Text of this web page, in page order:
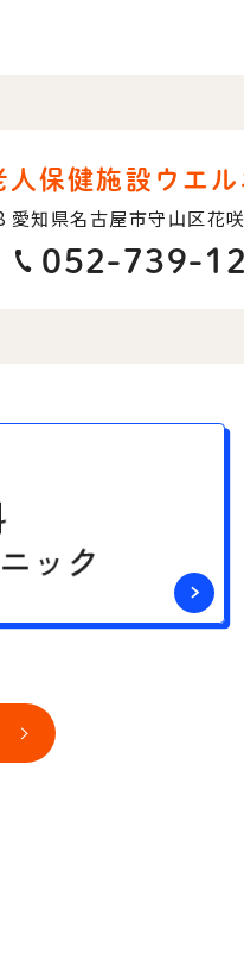
人保健施設ウエル
愛知県名古屋市守山区花
052-739-